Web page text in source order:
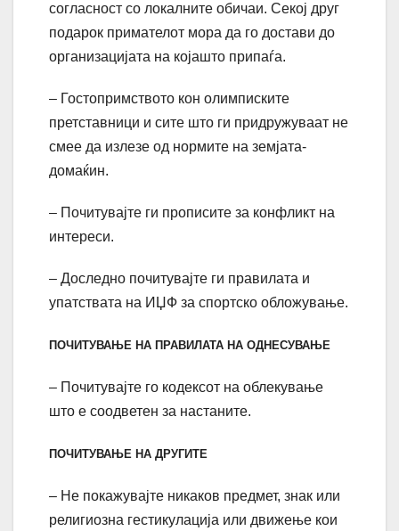
согласност со локалните обичаи. Секој друг
подарок примателот мора да го достави до
организацијата на којашто припаѓа.
– Гостопримството кон олимписките
претставници и сите што ги придружуваат не
смее да излезе од нормите на земјата-
домаќин.
– Почитувајте ги прописите за конфликт на
интереси.
– Доследно почитувајте ги правилата и
упатствата на ИЏФ за спортско обложување.
ПОЧИТУВАЊЕ НА ПРАВИЛАТА НА ОДНЕСУВАЊЕ
– Почитувајте го кодексот на облекување
што е соодветен за настаните.
ПОЧИТУВАЊЕ НА ДРУГИТЕ
– Не покажувајте никаков предмет, знак или
религиозна гестикулација или движење кои